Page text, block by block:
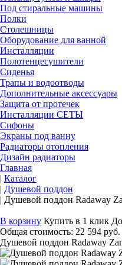
Под стиральные машины
Полки
Столешницы
Оборудование для ванной
Инсталляции
Полотенцесушители
Сиденья
Трапы и водоотводы
Дополнительные аксессуары
Защита от протечек
Инсталляции СЕТЫ
Сифоны
Экраны под ванну
Радиаторы отопления
Дизайн радиаторы
Главная
| Каталог
| Душевой поддон
| Душевой поддон Radaway
В корзину Купить в 1 клик
Общая стоимость: 22 594 руб.
Душевой поддон Radaway